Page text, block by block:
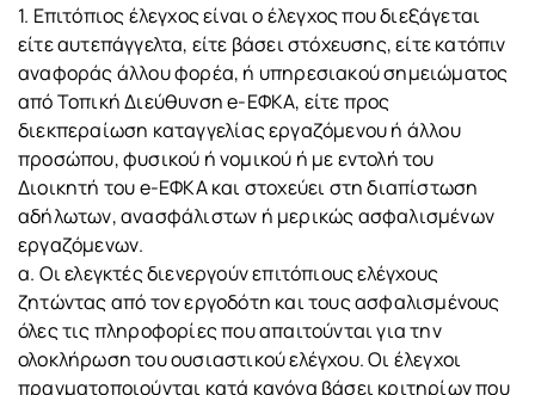
1. Επιτόπιος έλεγχος είναι ο έλεγχος που διεξάγεται
είτε αυτεπάγγελτα, είτε βάσει στόχευσης, είτε κατόπιν
αναφοράς άλλου φορέα, ή υπηρεσιακού σημειώματος
από Τοπική Διεύθυνση e-ΕΦΚΑ, είτε προς
διεκπεραίωση καταγγελίας εργαζόμενου ή άλλου
προσώπου, φυσικού ή νομικού ή με εντολή του
Διοικητή του e-ΕΦΚΑ και στοχεύει στη διαπίστωση
αδήλωτων, ανασφάλιστων ή μερικώς ασφαλισμένων
εργαζόμενων.
α. Οι ελεγκτές διενεργούν επιτόπιους ελέγχους
ζητώντας από τον εργοδότη και τους ασφαλισμένους
όλες τις πληροφορίες που απαιτούνται για την
ολοκλήρωση του ουσιαστικού ελέγχου. Οι έλεγχοι
πραγματοποιούνται κατά κανόνα βάσει κριτηρίων που